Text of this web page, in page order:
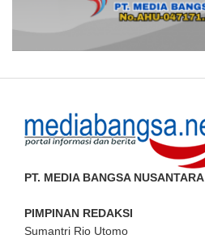
PT. MEDIA BANGSA NUSANTARA
PIMPINAN REDAKSI
Sumantri Rio Utomo